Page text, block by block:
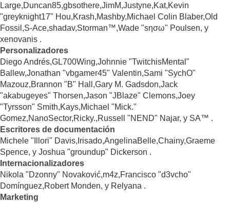
Large,Duncan85,gbsothere,JimM,Justyne,Kat,Kevin
"greyknight17" Hou,Krash,Mashby,Michael Colin Blaber,Old
Fossil,S-Ace,shadav,Storman™,Wade "sησω" Poulsen, y
xenovanis .
Personalizadores
Diego Andrés,GL700Wing,Johnnie "TwitchisMental"
Ballew,Jonathan "vbgamer45" Valentin,Sami "SychO"
Mazouz,Brannon "B" Hall,Gary M. Gadsdon,Jack
"akabugeyes" Thorsen,Jason "JBlaze" Clemons,Joey
"Tyrsson" Smith,Kays,Michael "Mick."
Gomez,NanoSector,Ricky.,Russell "NEND" Najar, y SA™ .
Escritores de documentación
Michele "Illori" Davis,Irisado,AngelinaBelle,Chainy,Graeme
Spence, y Joshua "groundup" Dickerson .
Internacionalizadores
Nikola "Dzonny" Novaković,m4z,Francisco "d3vcho"
Domínguez,Robert Monden, y Relyana .
Marketing